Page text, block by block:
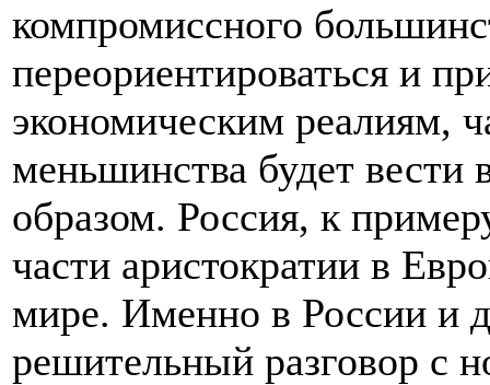
компромиссного
переориентироваться и
экономическим реалиям,
меньшинства будет
образом. Россия, к
части аристократии в
мире. Именно в России и
решительный разговор с